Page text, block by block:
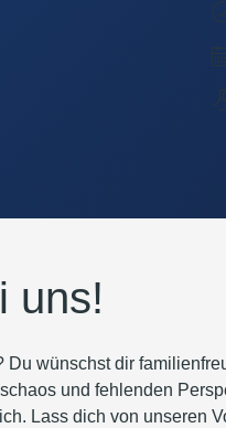
uns!
wünschst dir
und fehlenden
Lass dich von unseren